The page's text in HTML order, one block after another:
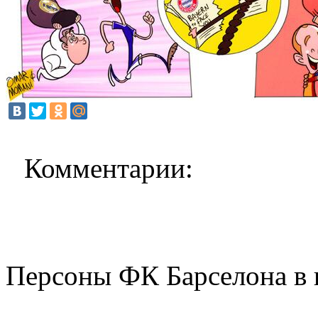
Комментарии:
Персоны ФК Барселона в